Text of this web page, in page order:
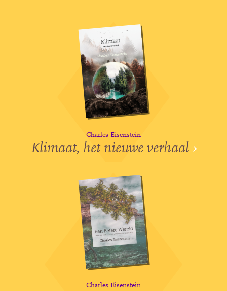
Charles Eisenstein
Klimaat, het nieuwe verhaal ›
Charles Eisenstein